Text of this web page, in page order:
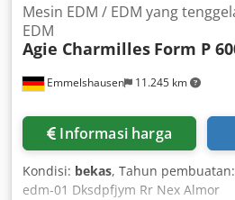
Emmelshausen 11.245 km
Mesin EDM / EDM yang
EDM
Agie Charmilles Form P
Informasi harga
Kondisi: bekas, Tahun pembuatan:
edm-01 Dksdpfjym Rr Nex Almor